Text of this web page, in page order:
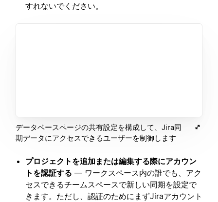
すれないでください。
データベースページの共有設定を構成して、Jira同
期データにアクセスできるユーザーを制御します
プロジェクトを追加または編集する際にアカウン
トを認証する — ワークスペース内の誰でも、アク
セスできるチームスペースで新しい同期を設定で
きます。ただし、認証のためにまずJiraアカウント